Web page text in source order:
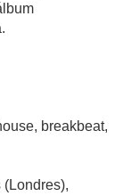
breakbeat,